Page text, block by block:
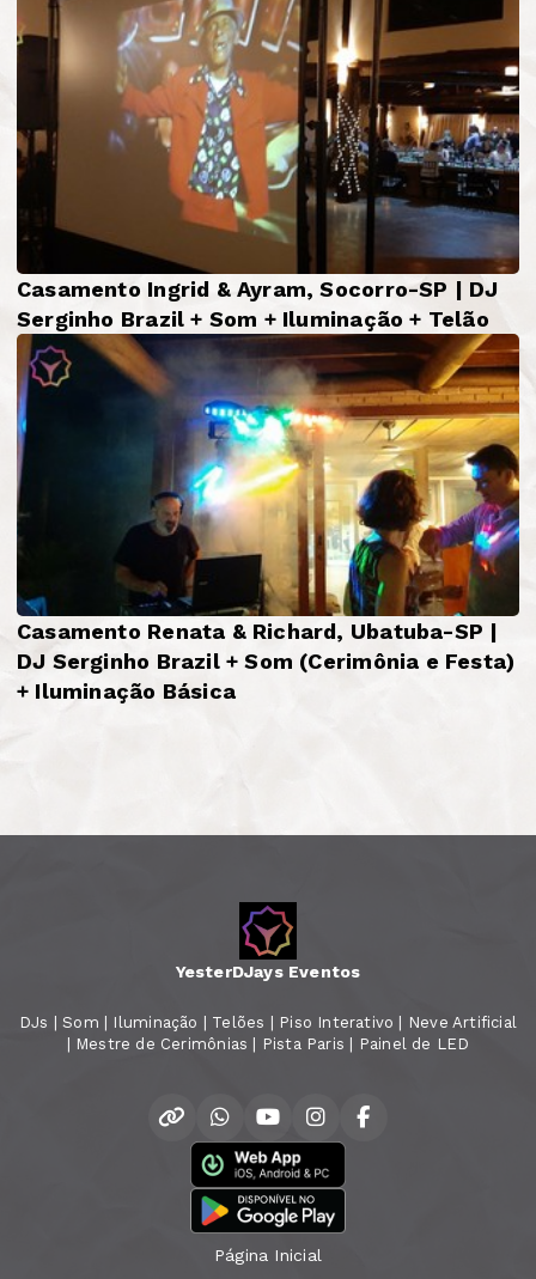
Casamento Ingrid & Ayram, Socorro-SP | DJ
Serginho Brazil + Som + Iluminação + Telão
Casamento Renata & Richard, Ubatuba-SP |
DJ Serginho Brazil + Som (Cerimônia e Festa)
+ Iluminação Básica
YesterDJays Eventos
DJs | Som | Iluminação | Telões | Piso Interativo | Neve Artificial
| Mestre de Cerimônias | Pista Paris | Painel de LED
Página Inicial